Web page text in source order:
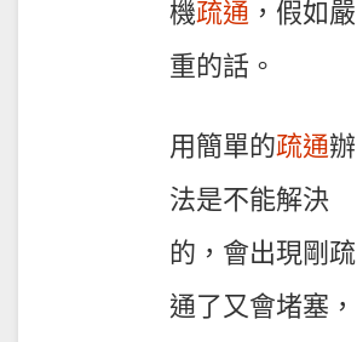
機疏通 ，假如嚴
重的話。
用簡單的疏通辦
法是不能解決
的，會出現剛疏
通了又會堵塞，